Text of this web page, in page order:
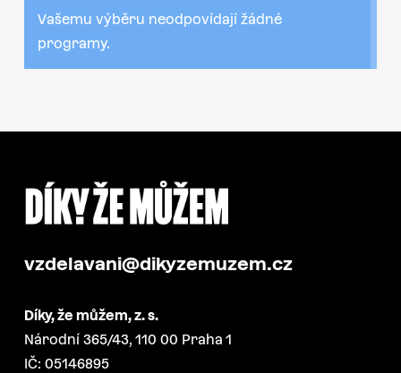
Vašemu výběru neodpovídají žádné
programy.
vzdelavani@dikyzemuzem.cz
Díky, že můžem, z. s.
Národní 365/43, 110 00 Praha 1
IČ: 05146895